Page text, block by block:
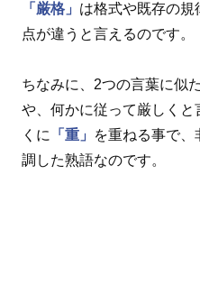
「厳格」 は格式や既存の規
点が違うと言えるのです。
ちなみに、2つの言葉に似た
や、何かに従って厳しく
くに
「重」
を重ねる事で
調した熟語なのです。